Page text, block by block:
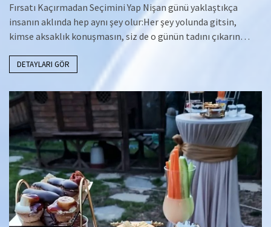
Fırsatı Kaçırmadan Seçimini Yap Nişan günü yaklaştıkça
insanın aklında hep aynı şey olur:Her şey yolunda gitsin,
kimse aksaklık konuşmasın, siz de o günün tadını çıkarın…
DETAYLARI GÖR